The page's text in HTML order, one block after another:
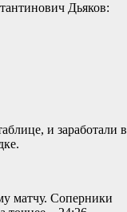
Дьяков:
и заработали в
матчу. Соперники